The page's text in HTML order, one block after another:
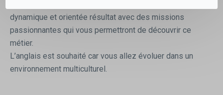
dynamique et orientée résultat avec des missions
passionnantes qui vous permettront de découvrir ce
métier.
L’anglais est souhaité car vous allez évoluer dans un
environnement multiculturel.